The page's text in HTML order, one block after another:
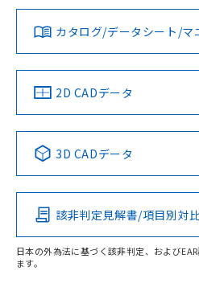
ダウンロードデータをご利用いた
みください。
ソフトウェアの使用条件
対応済み
中国 RoHS 注意事項・凡例
Pb Hg
O
カタログ/データシート/マ
2D CADデータ
3D CADデータ
該非判定見解書/項目別対
日本の外為法に基づく該非判定、および
ます。